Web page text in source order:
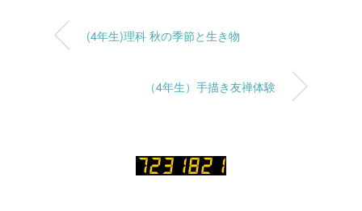
(4年生)理科 秋の季節と生き物
（4年生）手描き友禅体験